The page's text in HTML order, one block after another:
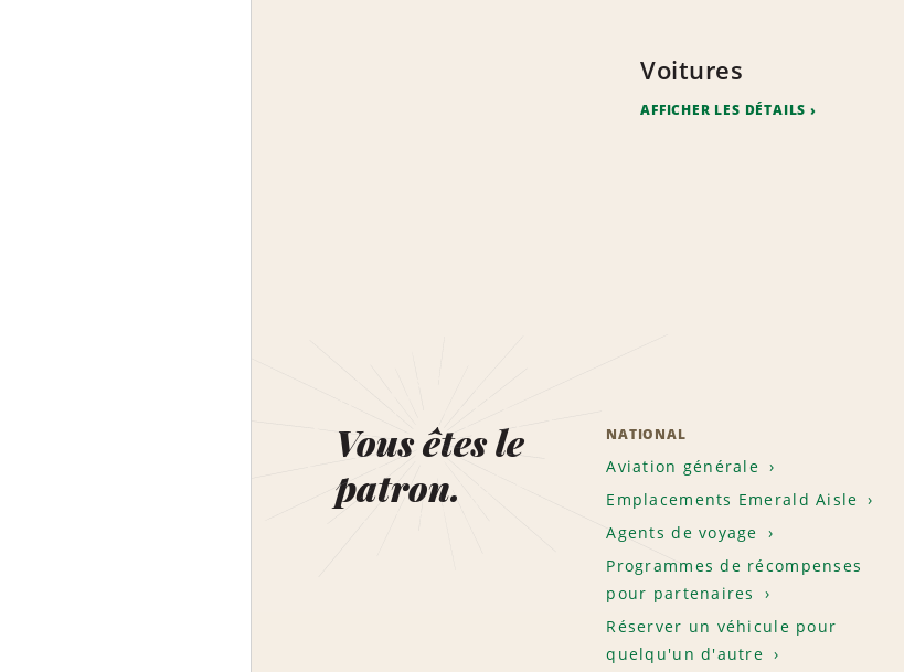
Voitures
AFFICHER LES DÉTAILS
Vous êtes le
patron.
NATIONAL
Aviation générale
Emplacements Emerald Aisle
Agents de voyage
Programmes de récompenses
pour partenaires
Réserver un véhicule pour
quelqu'un d'autre